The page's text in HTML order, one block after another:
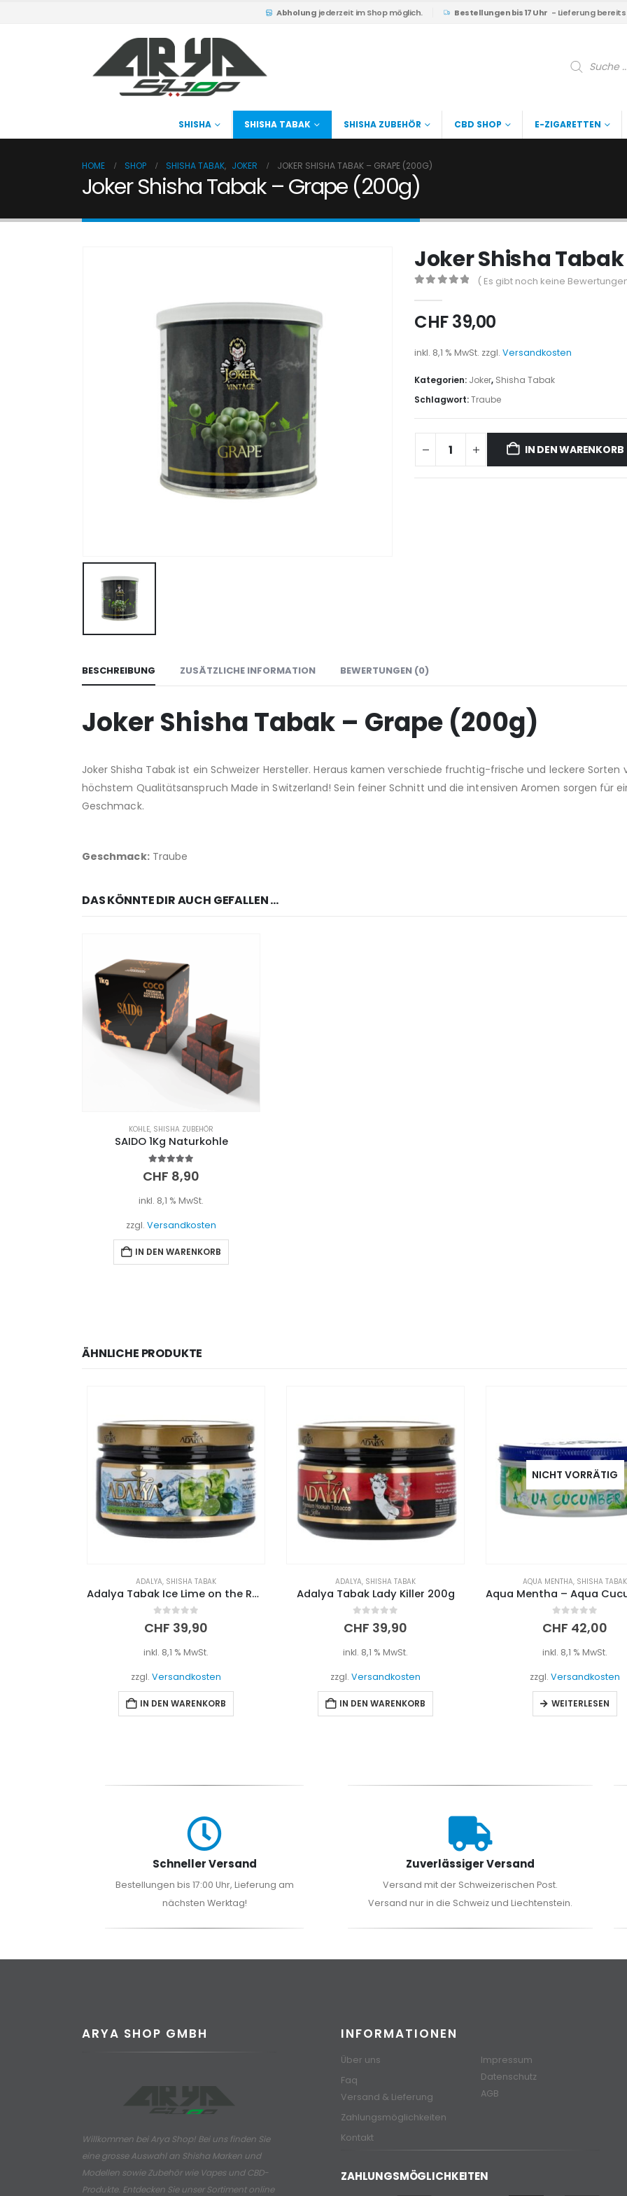
Abholung jederzeit im Shop möglich. Bestellungen bis 17 Uhr - Lieferung
Products
search
SHISHA SHISHA TABAK SHISHA ZUBEHÖR CBD SHOP E-ZIGARETTEN
HOME SHOP SHISHA TABAK, JOKER JOKER SHISHA TABAK – GRAPE (200G)
Joker Shisha Tabak – Grape (200g)
Joker Shisha
( Es gibt noch keine
CHF39,00
inkl. 8,1 % MwSt. zzgl. Versandkosten
Kategorien: Joker, Shisha Tabak
Schlagwort:Traube
IN DEN WARENKORB
BESCHREIBUNG ZUSÄTZLICHE INFORMATION BEWERTUNGEN (0)
Joker Shisha Tabak – Grape (200g)
Joker Shisha Tabak ist ein Schweizer Hersteller. Heraus kamen verschiede fruchtig-frische und leckere
höchstem Qualitätsanspruch Made in Switzerland! Sein feiner Schnitt und die intensiven Aromen sorgen für
Geschmack.
Geschmack:Traube
DAS KÖNNTE DIR AUCH GEFALLEN …
KOHLE, SHISHA ZUBEHÖR
SAIDO 1Kg Naturkohle
out of 5
CHF 8,90
inkl. 8,1 % MwSt.
zzgl. Versandkosten
IN DEN WARENKORB
ÄHNLICHE PRODUKTE
ADALYA,SHISHA TABAK
Adalya Tabak Ice Lime on the Rocks 200g
out of 5
CHF39,90
inkl. 8,1 % MwSt.
zzgl.Versandkosten
IN DEN WARENKORB
ADALYA,SHISHA TABAK
Adalya Tabak Lady Killer 200g
out of 5
CHF39,90
inkl. 8,1 % MwSt.
zzgl.Versandkosten
IN DEN WARENKORB
NICHT VORRÄTIG
AQUA MENTHA,SHISHA TABAK
out of 5
CHF42,00
inkl. 8,1 % MwSt.
zzgl.Versandkosten
WEITERLESEN
Schneller Versand
Bestellungen bis 17:00 Uhr, Lieferung am
nächsten Werktag!
Zuverlässiger Versand
Versand mit der Schweizerischen Post.
Versand nur in die Schweiz und Liechtenstein.
ARYA SHOP GMBH
Willkommen bei Arya Shop! Bei uns finden Sie
eine grosse Auswahl an Shisha Marken und
Modellen sowie Zubehör wie Vapes und CBD-
Produkte. Entdecken Sie unser Sortiment online
INFORMATIONEN
Über uns
Faq
Versand & Lieferung
Zahlungsmöglichkeiten
Kontakt
Impressum
Datenschutz
AGB
ZAHLUNGSMÖGLICHKEITEN